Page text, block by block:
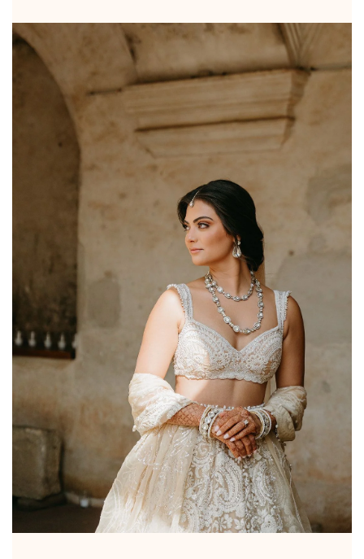
BASHÍA PRO
DS LABS
FLORACTIVE
PROFESSIONALS
MARCA
PAGO & ENVÍO
BLOG
ENCUENTRANOS